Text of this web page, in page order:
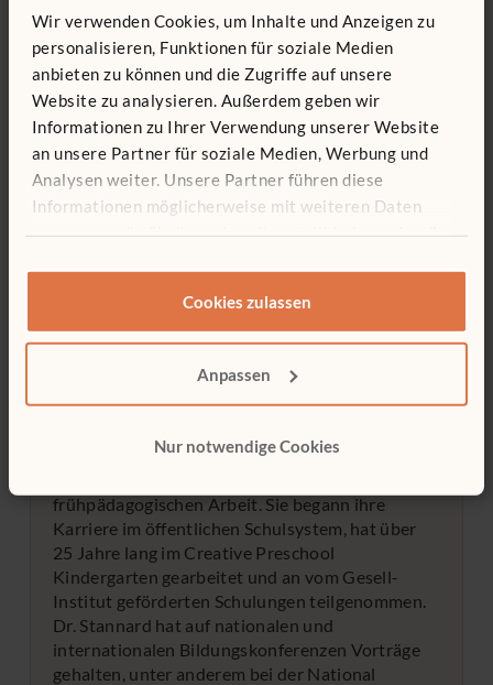
Wir verwenden Cookies, um Inhalte und Anzeigen zu
personalisieren, Funktionen für soziale Medien
anbieten zu können und die Zugriffe auf unsere
Website zu analysieren. Außerdem geben wir
Informationen zu Ihrer Verwendung unserer Website
an unsere Partner für soziale Medien, Werbung und
Analysen weiter. Unsere Partner führen diese
Informationen möglicherweise mit weiteren Daten
zusammen, die Sie ihnen bereitgestellt haben oder die
Cookies zulassen
Anpassen
Nur notwendige Cookies
den USA für Kleinkinder und ihre Familien ein.
Sie hat Artikel in Fachzeitschriften für
Frühpädagogik und Sonderpädagogik
veröffentlichts sowie in frühpädagogischen
Einrichtungen geforscht und führt regelmäßig
Workshops für Pädagogen und Eltern über Spiel
und Spielumgebungen, Verhaltensmanagement
und viele andere Themen im Zusammenhang
mit Kleinkindern durch. Weitere Informationen
finden Sie auf derWebsite des CCCRT.
AUTOR/IN
Dr. Laura L. Stannard
frühpädagogischen Arbeit. Sie begann ihre
Karriere im öffentlichen Schulsystem, hat über
25 Jahre lang im Creative Preschool
Kindergarten gearbeitet und an vom Gesell-
Institut geförderten Schulungen teilgenommen.
Dr. Stannard hat auf nationalen und
internationalen Bildungskonferenzen Vorträge
gehalten, unter anderem bei der National